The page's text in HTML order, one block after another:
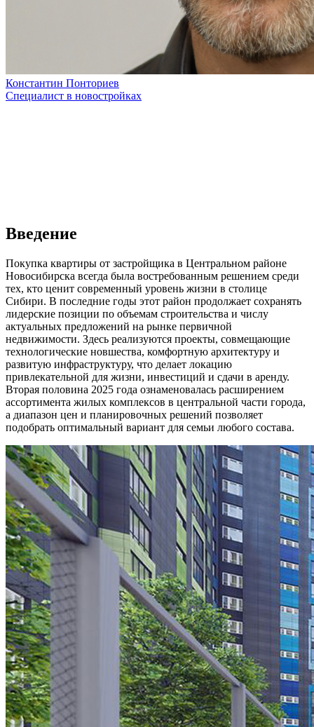
Константин Понториев
Специалист в новостройках
Введение
Покупка квартиры от застройщика в Центральном районе
Новосибирска всегда была востребованным решением среди
тех, кто ценит современный уровень жизни в столице
Сибири. В последние годы этот район продолжает сохранять
лидерские позиции по объемам строительства и числу
актуальных предложений на рынке первичной
недвижимости. Здесь реализуются проекты, совмещающие
технологические новшества, комфортную архитектуру и
развитую инфраструктуру, что делает локацию
привлекательной для жизни, инвестиций и сдачи в аренду.
Вторая половина 2025 года ознаменовалась расширением
ассортимента жилых комплексов в центральной части города,
а диапазон цен и планировочных решений позволяет
подобрать оптимальный вариант для семьи любого состава.